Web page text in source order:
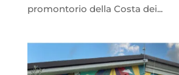
promontorio della Costa dei...